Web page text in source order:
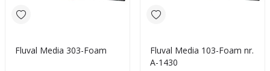
Fluval Media 303-Foam
Fluval Media 103-Foam nr.
A-1430